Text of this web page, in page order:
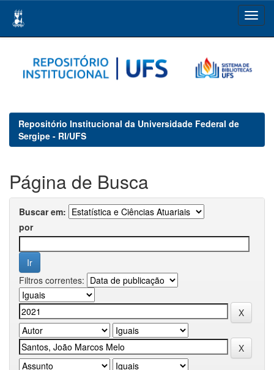
navigation
Repositório Institucional da Universidade Federal de
Sergipe - RI/UFS
Página de Busca
Buscar em:
por
Filtros correntes: